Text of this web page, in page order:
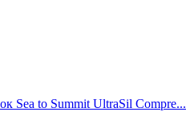
Sea to Summit UltraSil Compre...